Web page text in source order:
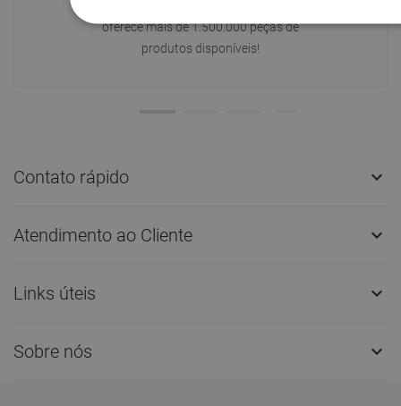
oferece mais de 1.500.000 peças de
produtos disponíveis!
Contato rápido 
Atendimento ao Cliente 
Links úteis 
Sobre nós 